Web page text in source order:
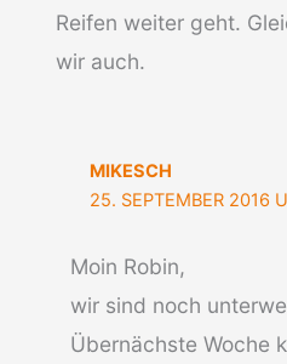
Reifen weiter geht.
wir auch.
MIKESCH
25. SEPTEMBER 2016
Moin Robin,
wir sind noch
Übernächste Woche